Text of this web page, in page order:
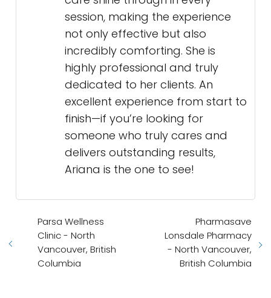
session, making the experience
not only effective but also
incredibly comforting. She is
highly professional and truly
dedicated to her clients. An
excellent experience from start to
finish—if you’re looking for
someone who truly cares and
delivers outstanding results,
Ariana is the one to see!
Parsa Wellness
Clinic - North
Vancouver, British
Columbia
Pharmasave
Lonsdale Pharmacy
- North Vancouver,
British Columbia